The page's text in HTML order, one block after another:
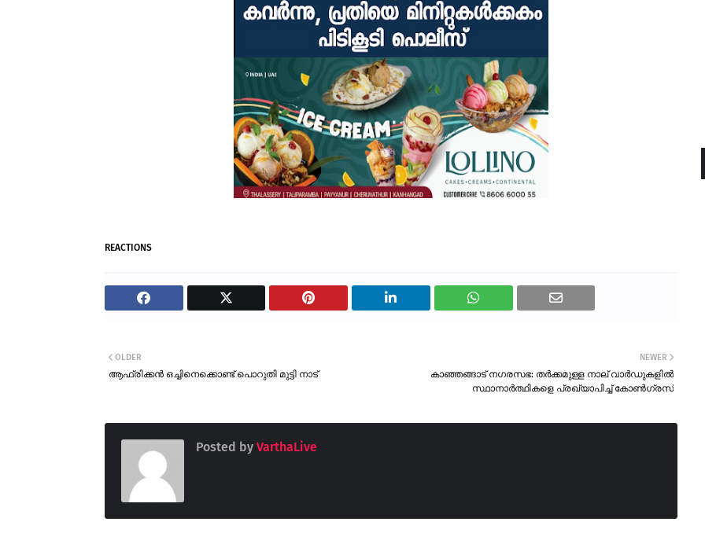
REACTIONS
NEWER
കാഞ്ഞങ്ങാട് നഗരസഭ: തർക്കമുള്ള നാല് വാർഡുകളിൽ
സ്ഥാനാർത്ഥികളെ പ്രഖ്യാപിച്ച് കോൺഗ്രസ്
OLDER
ആഫ്രിക്കൻ ഒച്ചിനെക്കൊണ്ട് പൊറുതി മുട്ടി നാട്
Posted by VarthaLive